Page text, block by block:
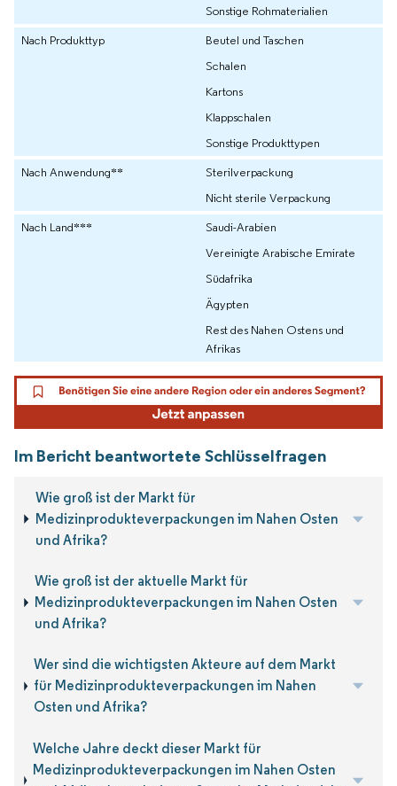
Sonstige Rohmaterialien
Nach Produkttyp
Beutel und Taschen
Schalen
Kartons
Klappschalen
Sonstige Produkttypen
Nach Anwendung**
Sterilverpackung
Nicht sterile Verpackung
Nach Land***
Saudi-Arabien
Vereinigte Arabische Emirate
Südafrika
Ägypten
Rest des Nahen Ostens und
Afrikas
Im Bericht beantwortete Schlüsselfragen
Wie groß ist der Markt für
Medizinprodukteverpackungen im Nahen Osten
und Afrika?
Wie groß ist der aktuelle Markt für
Medizinprodukteverpackungen im Nahen Osten
und Afrika?
Wer sind die wichtigsten Akteure auf dem Markt
für Medizinprodukteverpackungen im Nahen
Osten und Afrika?
Welche Jahre deckt dieser Markt für
Medizinprodukteverpackungen im Nahen Osten